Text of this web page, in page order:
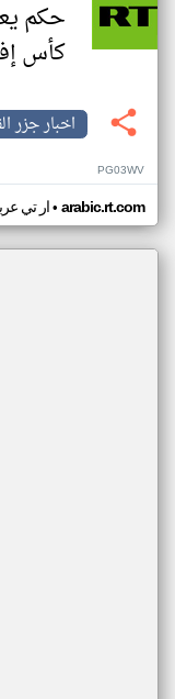
حكم
كأس
اخبار جزر
PG03WV
ار تي• arabic.rt.com